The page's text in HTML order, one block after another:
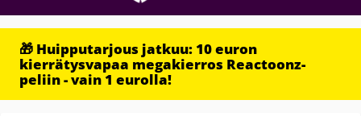
🎁 Huipputarjous jatkuu: 10 euron
kierrätysvapaa megakierros Reactoonz-
peliin - vain 1 eurolla!